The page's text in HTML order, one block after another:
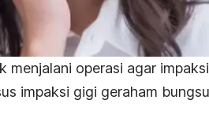
menjalani operasi agar
impaksi gigi geraham